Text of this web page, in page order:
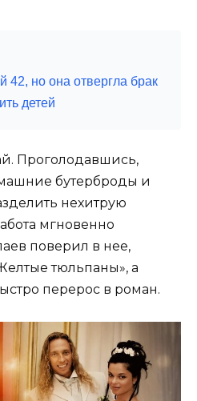
42, но она отвергла брак
детей
Проголодавшись,
бутерброды и
нехитрую
мгновенно
поверил в нее,
тюльпаны», а
перерос в роман.